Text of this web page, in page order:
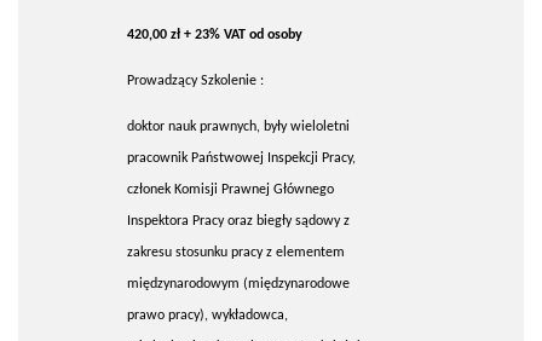
420,00 zł + 23% VAT od osoby
Prowadzący Szkolenie :
doktor nauk prawnych, były wieloletni
pracownik Państwowej Inspekcji Pracy,
członek Komisji Prawnej Głównego
Inspektora Pracy oraz biegły sądowy z
zakresu stosunku pracy z elementem
międzynarodowym (międzynarodowe
prawo pracy), wykładowca,